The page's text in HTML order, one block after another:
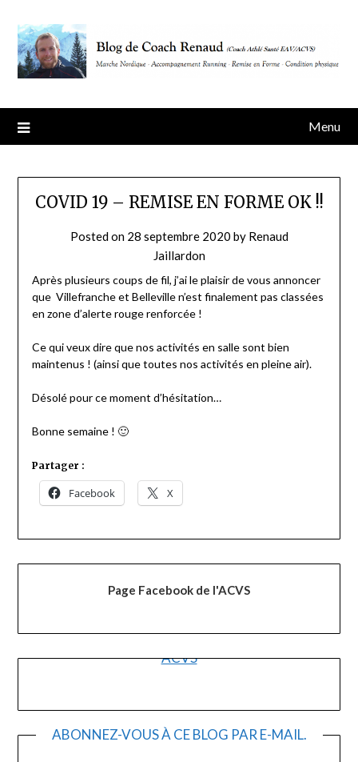
content
Menu
COVID 19 – REMISE EN FORME OK !!
Posted on 28 septembre 2020 by Renaud
Jaillardon
Après plusieurs coups de fil, j’ai le plaisir de vous annoncer
que Villefranche et Belleville n’est finalement pas classées
en zone d’alerte rouge renforcée !
Ce qui veux dire que nos activités en salle sont bien
maintenus ! (ainsi que toutes nos activités en pleine air).
Désolé pour ce moment d’hésitation…
Bonne semaine ! 🙂
Partager :
Facebook X
Page Facebook de l'ACVS
ACVS
ABONNEZ-VOUS À CE BLOG PAR E-MAIL.